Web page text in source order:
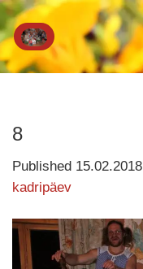
Skip
to
content
8
Published 15.02.2018
kadripäev